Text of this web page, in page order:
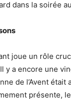
dans la soirée
joue un rôle
y a encore une
de l’Avent
présente,